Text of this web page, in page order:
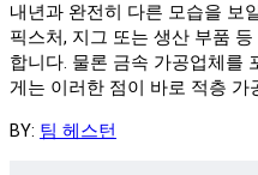
내년과 완전히 다른 모습을 보
픽스처, 지그 또는 생산 부품
합니다. 물론 금속 가공업체를
게는 이러한 점이 바로 적층 가
BY: 팀 헤스턴